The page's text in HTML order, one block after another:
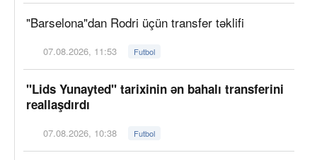
"Barselona"dan Rodri üçün transfer təklifi
07.08.2026, 11:53 Futbol
"Lids Yunayted" tarixinin ən bahalı transferini
reallaşdırdı
07.08.2026, 10:38 Futbol